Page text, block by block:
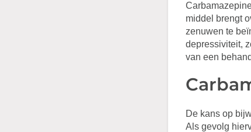
middel brengt
zenuwen te
depressiviteit,
van een
De kans op
Als gevolg